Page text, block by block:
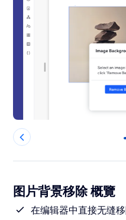
图片背景移除 概覽
在编辑器中直接无缝